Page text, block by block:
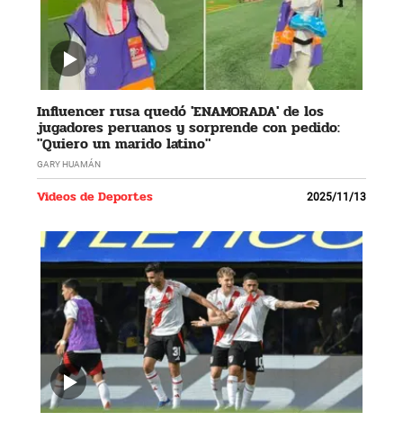
Influencer rusa quedó 'ENAMORADA' de los
jugadores peruanos y sorprende con pedido:
"Quiero un marido latino"
GARY HUAMÁN
Videos de Deportes 2025/11/13